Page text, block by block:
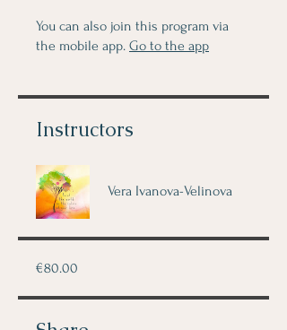
You can also join this program via
the mobile app. Go to the app
Instructors
Vera Ivanova-Velinova
€80.00